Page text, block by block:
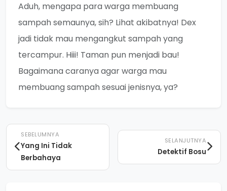
Aduh, mengapa para warga membuang
sampah semaunya, sih? Lihat akibatnya! Dex
jadi tidak mau mengangkut sampah yang
tercampur. Hiii! Taman pun menjadi bau!
Bagaimana caranya agar warga mau
membuang sampah sesuai jenisnya, ya?
SEBELUMNYA
Yang Ini Tidak
Berbahaya
SELANJUTNYA
Detektif Bosu